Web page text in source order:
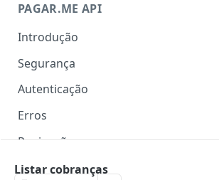
PAGAR.ME API
Introdução
Segurança
IP Allowlist
Rate Limit
Autenticação
Erros
Paginação
Metadata
Listar cobranças